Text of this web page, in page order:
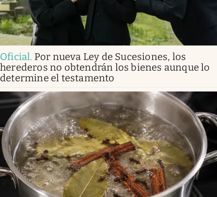
Oficial. Por nueva Ley de Sucesiones, los
herederos no obtendrán los bienes aunque lo
determine el testamento